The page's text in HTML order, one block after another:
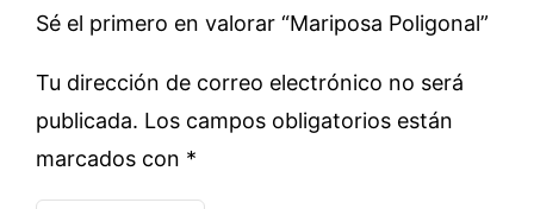
Sé el primero en valorar “Mariposa Poligonal”
Tu dirección de correo electrónico no será
publicada. Los campos obligatorios están
marcados con *